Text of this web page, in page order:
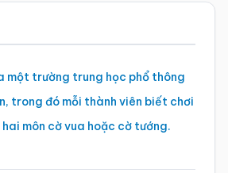
một trường trung học phổ thông
trong đó mỗi thành viên biết chơi
môn cờ vua hoặc cờ tướng.